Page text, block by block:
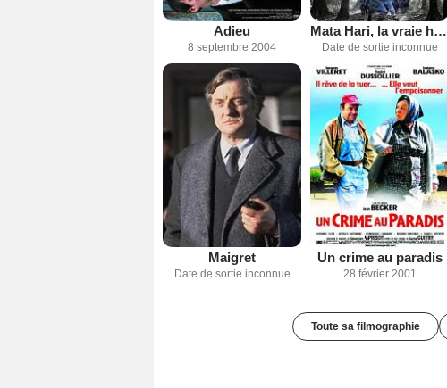
Adieu
8 septembre 2004
Mata Hari, la vraie histoire
Date de sortie inconnue
Maigret
Date de sortie inconnue
Un crime au paradis
28 février 2001
Toute sa filmographie